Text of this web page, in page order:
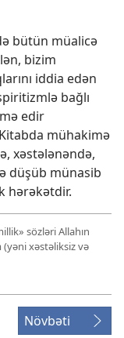
bütün müalicə
bizim
iddia edən
bağlı
edir
mühakimə
xəstələnəndə,
düşüb münasib
hərəkətdir.
sözləri Allahın
xəstəliksiz və
Növbəti